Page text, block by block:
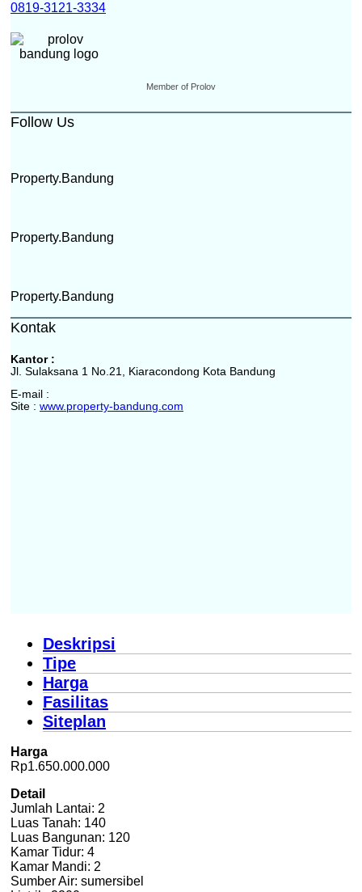
0819-3121-3334
Member of Prolov
Follow Us
Property.Bandung
Property.Bandung
Property.Bandung
Kontak
Kantor :
Jl. Sulaksana 1 No.21, Kiaracondong Kota Bandung
E-mail :
Site : www.property-bandung.com
Deskripsi
Tipe
Harga
Fasilitas
Siteplan
Harga
Rp1.650.000.000
Detail
Jumlah Lantai: 2
Luas Tanah: 140
Luas Bangunan: 120
Kamar Tidur: 4
Kamar Mandi: 2
Sumber Air: sumersibel